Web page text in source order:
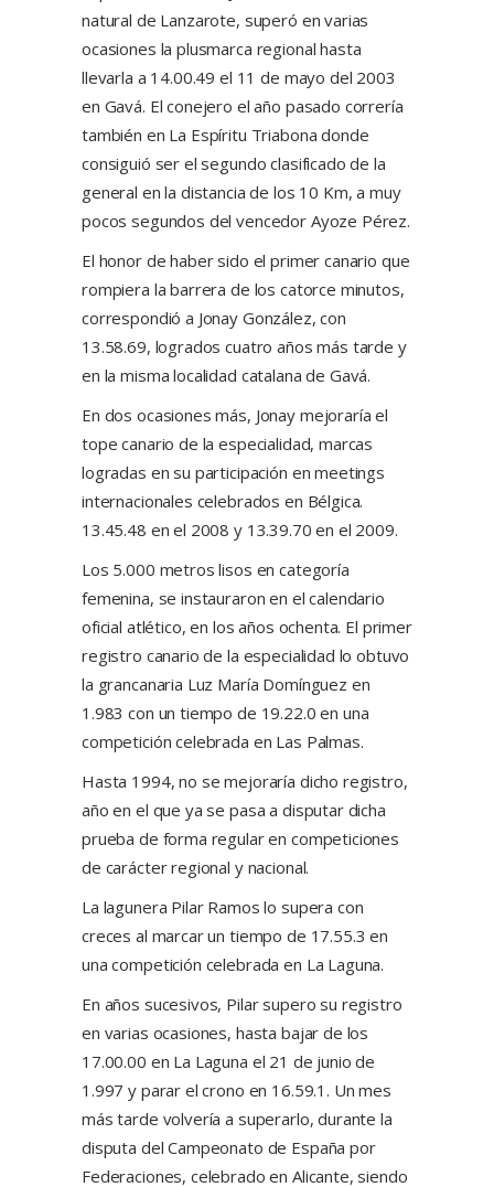
natural de Lanzarote, superó en varias
ocasiones la plusmarca regional hasta
llevarla a 14.00.49 el 11 de mayo del 2003
en Gavá. El conejero el año pasado correría
también en La Espíritu Triabona donde
consiguió ser el segundo clasificado de la
general en la distancia de los 10 Km, a muy
pocos segundos del vencedor Ayoze Pérez.
El honor de haber sido el primer canario que
rompiera la barrera de los catorce minutos,
correspondió a Jonay González, con
13.58.69, logrados cuatro años más tarde y
en la misma localidad catalana de Gavá.
En dos ocasiones más, Jonay mejoraría el
tope canario de la especialidad, marcas
logradas en su participación en meetings
internacionales celebrados en Bélgica.
13.45.48 en el 2008 y 13.39.70 en el 2009.
Los 5.000 metros lisos en categoría
femenina, se instauraron en el calendario
oficial atlético, en los años ochenta. El primer
registro canario de la especialidad lo obtuvo
la grancanaria Luz María Domínguez en
1.983 con un tiempo de 19.22.0 en una
competición celebrada en Las Palmas.
Hasta 1994, no se mejoraría dicho registro,
año en el que ya se pasa a disputar dicha
prueba de forma regular en competiciones
de carácter regional y nacional.
La lagunera Pilar Ramos lo supera con
creces al marcar un tiempo de 17.55.3 en
una competición celebrada en La Laguna.
En años sucesivos, Pilar supero su registro
en varias ocasiones, hasta bajar de los
17.00.00 en La Laguna el 21 de junio de
1.997 y parar el crono en 16.59.1. Un mes
más tarde volvería a superarlo, durante la
disputa del Campeonato de España por
Federaciones, celebrado en Alicante, siendo